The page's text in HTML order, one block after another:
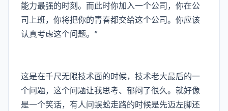
能力最强的时刻。而此时你加入一个公司，你在公
司上班，你将把你的青春都交给这个公司。你应该
认真考虑这个问题。”
这是在千尺无限技术面的时候，技术老大最后的一
个问题，这个问题让我思考、郁闷了很久。就好像
是一个笑话，有人问蜈蚣走路的时候是先迈左脚还